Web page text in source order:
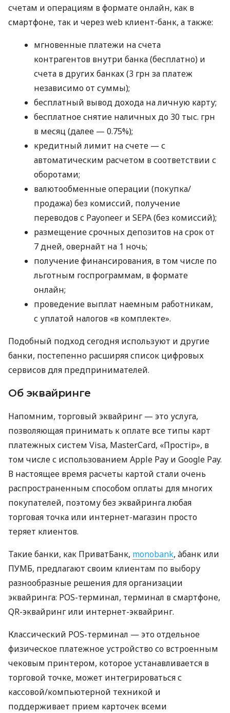
счетам и операциям в формате онлайн, как в
смартфоне, так и через web клиент-банк, а также:
мгновенные платежи на счета
контрагентов внутри банка (бесплатно) и
счета в других банках (3 грн за платеж
независимо от суммы);
бесплатный вывод дохода на личную карту;
бесплатное снятие наличных до 30 тыс. грн
в месяц (далее — 0.75%);
кредитный лимит на счете — с
автоматическим расчетом в соответствии с
оборотами;
валютообменные операции (покупка/
продажа) без комиссий, получение
переводов с Payoneer и SEPA (без комиссий);
размещение срочных депозитов на срок от
7 дней, овернайт на 1 ночь;
получение финансирования, в том числе по
льготным госпрограммам, в формате
онлайн;
проведение выплат наемным работникам,
с уплатой налогов «в комплекте».
Подобный подход сегодня используют и другие
банки, постепенно расширяя список цифровых
сервисов для предпринимателей.
Об эквайринге
Напомним, торговый эквайринг — это услуга,
позволяющая принимать к оплате все типы карт
платежных систем Visa, MasterCard, «Простір», в
том числе с использованием Apple Pay и Google Pay.
В настоящее время расчеты картой стали очень
распространенным способом оплаты для многих
покупателей, поэтому без эквайринга любая
торговая точка или интернет-магазин просто
теряет клиентов.
Такие банки, как ПриватБанк, monobank, àбанк или
ПУМБ, предлагают своим клиентам по выбору
разнообразные решения для организации
эквайринга: POS-терминал, терминал в смартфоне,
QR-эквайринг или интернет-эквайринг.
Классический POS-терминал — это отдельное
физическое платежное устройство со встроенным
чековым принтером, которое устанавливается в
торговой точке, может интегрироваться с
кассовой/компьютерной техникой и
поддерживает прием карточек всеми